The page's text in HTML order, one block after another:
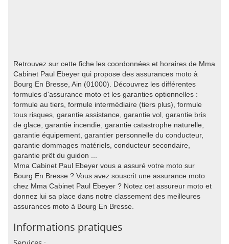
Retrouvez sur cette fiche les coordonnées et horaires de Mma
Cabinet Paul Ebeyer qui propose des assurances moto à
Bourg En Bresse, Ain (01000). Découvrez les différentes
formules d'assurance moto et les garanties optionnelles :
formule au tiers, formule intermédiaire (tiers plus), formule
tous risques, garantie assistance, garantie vol, garantie bris
de glace, garantie incendie, garantie catastrophe naturelle,
garantie équipement, garantier personnelle du conducteur,
garantie dommages matériels, conducteur secondaire,
garantie prêt du guidon ...
Mma Cabinet Paul Ebeyer vous a assuré votre moto sur
Bourg En Bresse ? Vous avez souscrit une assurance moto
chez Mma Cabinet Paul Ebeyer ? Notez cet assureur moto et
donnez lui sa place dans notre classement des meilleures
assurances moto à Bourg En Bresse.
Informations pratiques